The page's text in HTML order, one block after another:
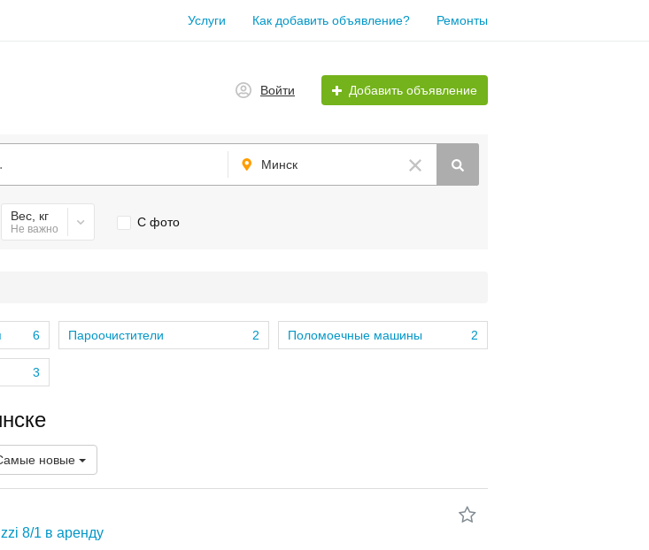
Услуги Как добавить объявление? Ремонты
Войти Добавить объявление
Минск
Вес, кг
Не важно С фото
6
3
2
Пароочистители 2
Поломоечные машины
новые
8/1 в аренду